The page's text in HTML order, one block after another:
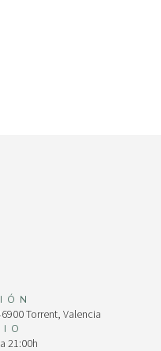
Torrent, Valencia
21:00h